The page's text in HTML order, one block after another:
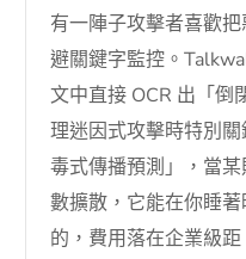
有一陣子攻擊者喜歡
避關鍵字監控。
文中直接 OCR 出「倒
理迷因式攻擊時特別
毒式傳播預測」，當
數擴散，它能在你睡
的，費用落在企業級